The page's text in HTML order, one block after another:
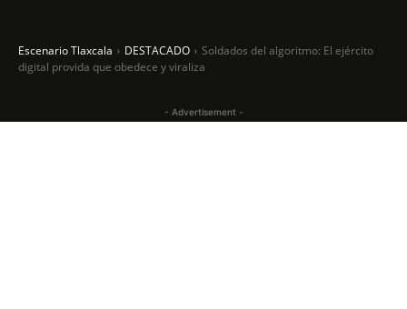
Escenario Tlaxcala DESTACADO
Soldados del algoritmo: El ejército
digital provida que obedece y viraliza
- Advertisement -